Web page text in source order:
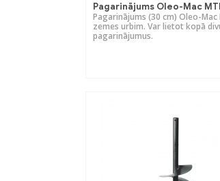
Pagarinājums Oleo-Mac
Pagarinājums (30 cm) Oleo-Mac
zemes urbim. Var lietot kopā
pagarinājumus.